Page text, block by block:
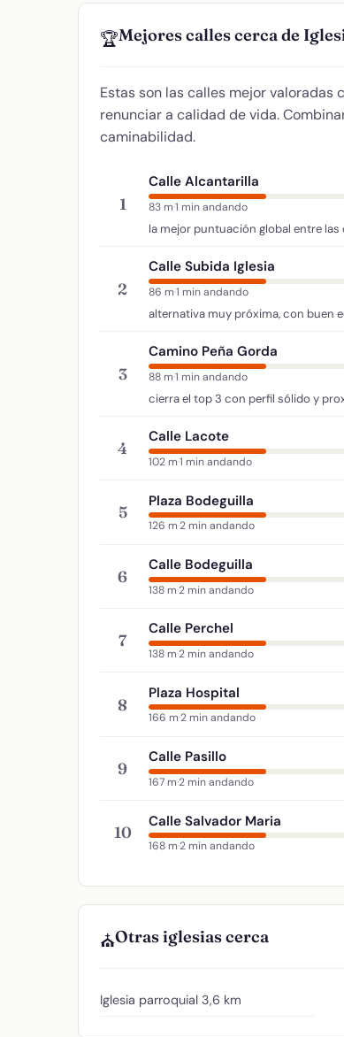
🏆Mejores calles cerca de
Estas son las calles mejor valoradas
renunciar a calidad de vida.
caminabilidad.
1
Calle Alcantarilla
83 m·1 min andando
la mejor puntuación global entre las
2
Calle Subida Iglesia
86 m·1 min andando
alternativa muy próxima, con buen
3
Camino Peña Gorda
88 m·1 min andando
cierra el top 3 con perfil sólido y
4
Calle Lacote
102 m·1 min andando
5
Plaza Bodeguilla
126 m·2 min andando
6
Calle Bodeguilla
138 m·2 min andando
7
Calle Perchel
138 m·2 min andando
8
Plaza Hospital
166 m·2 min andando
9
Calle Pasillo
167 m·2 min andando
10
Calle Salvador Maria
168 m·2 min andando
⛪Otras iglesias cerca
Iglesia parroquial 3,6 km